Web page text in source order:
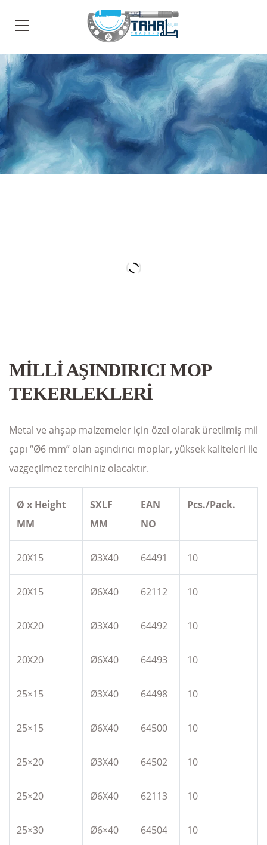
MİLLİ AŞINDIRICI MOP
TEKERLEKLERİ
Metal ve ahşap malzemeler için özel olarak üretilmiş mil
çapı “Ø6 mm” olan aşındırıcı moplar, yüksek kaliteleri ile
vazgeçilmez tercihiniz olacaktır.
Ø x Height
MM
SXLF
MM
EAN
NO
Pcs./Pack.
20X15 Ø3X40 64491 10
20X15 Ø6X40 62112 10
20X20 Ø3X40 64492 10
20X20 Ø6X40 64493 10
25×15 Ø3X40 64498 10
25×15 Ø6X40 64500 10
25×20 Ø3X40 64502 10
25×20 Ø6X40 62113 10
25×30 Ø6×40 64504 10